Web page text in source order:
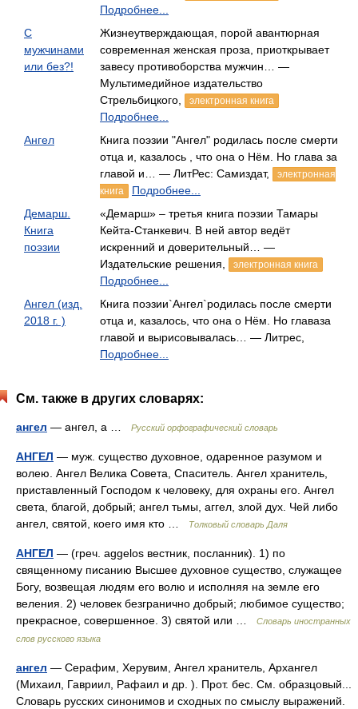
Подробнее...
С
мужчинами
или без?!
Жизнеутверждающая, порой авантюрная
современная женская проза, приоткрывает
завесу противоборства мужчин… —
Мультимедийное издательство
Стрельбицкого,
электронная книга
Подробнее...
Ангел
Книга поэзии "Ангел" родилась после смерти
отца и, казалось , что она о Нём. Но глава за
главой и… — ЛитРес: Самиздат,
электронная
книга
Подробнее...
Демарш.
Книга
поэзии
«Демарш» – третья книга поэзии Тамары
Кейта-Станкевич. В ней автор ведёт
искренний и доверительный… —
Издательские решения,
электронная книга
Подробнее...
Ангел (изд.
2018 г. )
Книга поэзии`Ангел`родилась после смерти
отца и, казалось, что она о Нём. Но главаза
главой и вырисовывалась… — Литрес,
Подробнее...
См. также в других словарях:
ангел — ангел, а … Русский орфографический словарь
АНГЕЛ — муж. существо духовное, одаренное разумом и
волею. Ангел Велика Совета, Спаситель. Ангел хранитель,
приставленный Господом к человеку, для охраны его. Ангел
света, благой, добрый; ангел тьмы, аггел, злой дух. Чей либо
ангел, святой, коего имя кто …
Толковый словарь Даля
АНГЕЛ — (греч. aggelos вестник, посланник). 1) по
священному писанию Высшее духовное существо, служащее
Богу, возвещая людям его волю и исполняя на земле его
веления. 2) человек безгранично добрый; любимое существо;
прекрасное, совершенное. 3) святой или …
Словарь иностранных
слов русского языка
ангел — Серафим, Херувим, Ангел хранитель, Архангел
(Михаил, Гавриил, Рафаил и др. ). Прот. бес. См. образцовый...
Словарь русских синонимов и сходных по смыслу выражений.